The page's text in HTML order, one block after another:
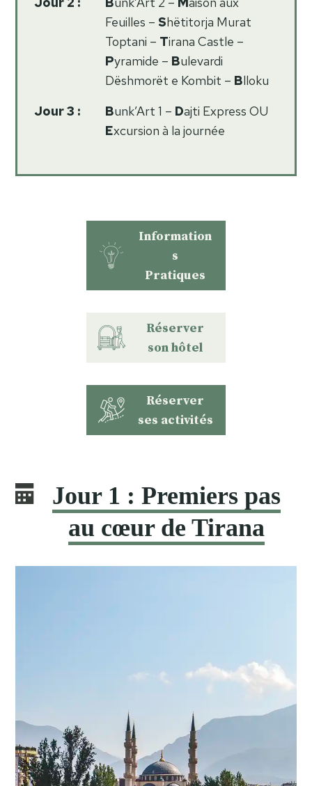
Feuilles – Shëtitorja Murat
Toptani – Tirana Castle –
Pyramide – Bulevardi
Dëshmorët e Kombit – Blloku
Jour 3 :
Bunk’Art 1 – Dajti Express OU
Excursion à la journée
Information
s
Pratiques
Réserver
son hôtel
Réserver
ses activités
Jour 1 : Premiers pas
au cœur de Tirana